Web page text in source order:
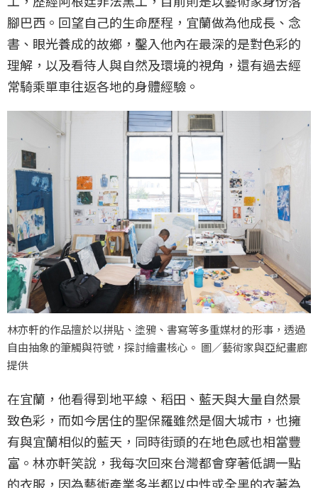
腳巴西。回望自己的生命歷程，宜蘭做為他成長、念
書、眼光養成的故鄉，鑿入他內在最深的是對色彩的
理解，以及看待人與自然及環境的視角，還有過去經
常騎乘單車往返各地的身體經驗。
林亦軒的作品擅於以拼貼、塗鴉、書寫等多重媒材的形事，透過
自由抽象的筆觸與符號，探討繪畫核心。 圖／藝術家與亞紀畫廊
提供
在宜蘭，他看得到地平線、稻田、藍天與大量自然景
致色彩，而如今居住的聖保羅雖然是個大城市，也擁
有與宜蘭相似的藍天，同時街頭的在地色感也相當豐
富。林亦軒笑說，我每次回來台灣都會穿著低調一點
的衣服，因為藝術產業多半都以中性或全黑的衣著為